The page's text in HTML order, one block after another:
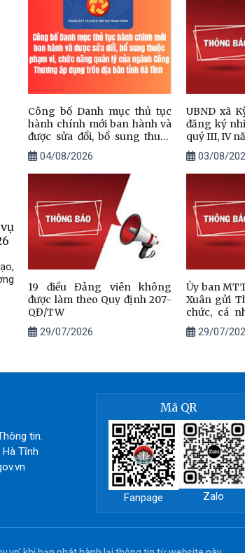
Công bố Danh mục thủ tục
hành chính mới ban hành và
được sửa đổi, bổ sung thuộc
phạm vi, chức năng quản lý
của ngành Công Thương áp
dụng trên địa bàn tỉnh Hà
04/08/2026
UBND xã
đăng ký
quý III, IV
03/08/
19 điều Đảng viên không
được làm theo Quy định 207-
QĐ/TW
29/07/2026
Ủy ban
Xuân gửi
chức, cá
Đền ơn đáp
29/07/
tin.
Tĩnh
Mã QR
Fanpage Zalo